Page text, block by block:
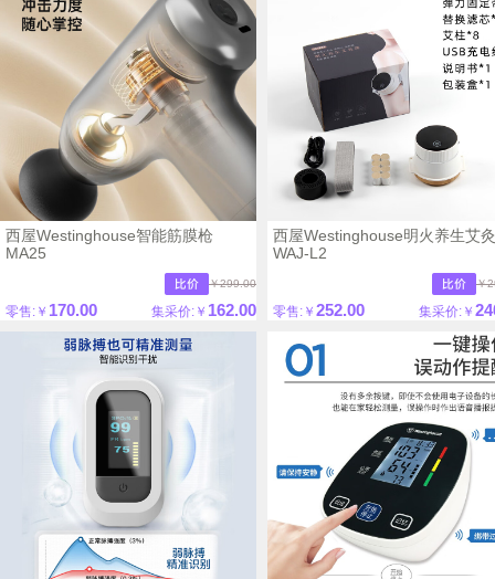
西屋Westinghouse智能筋膜枪
MA25
￥299.00
零售:￥ 170.00 集采价:￥ 162.00
西屋Westinghouse明火养生艾
WAJ-L2
￥
零售:￥ 252.00 集采价:￥